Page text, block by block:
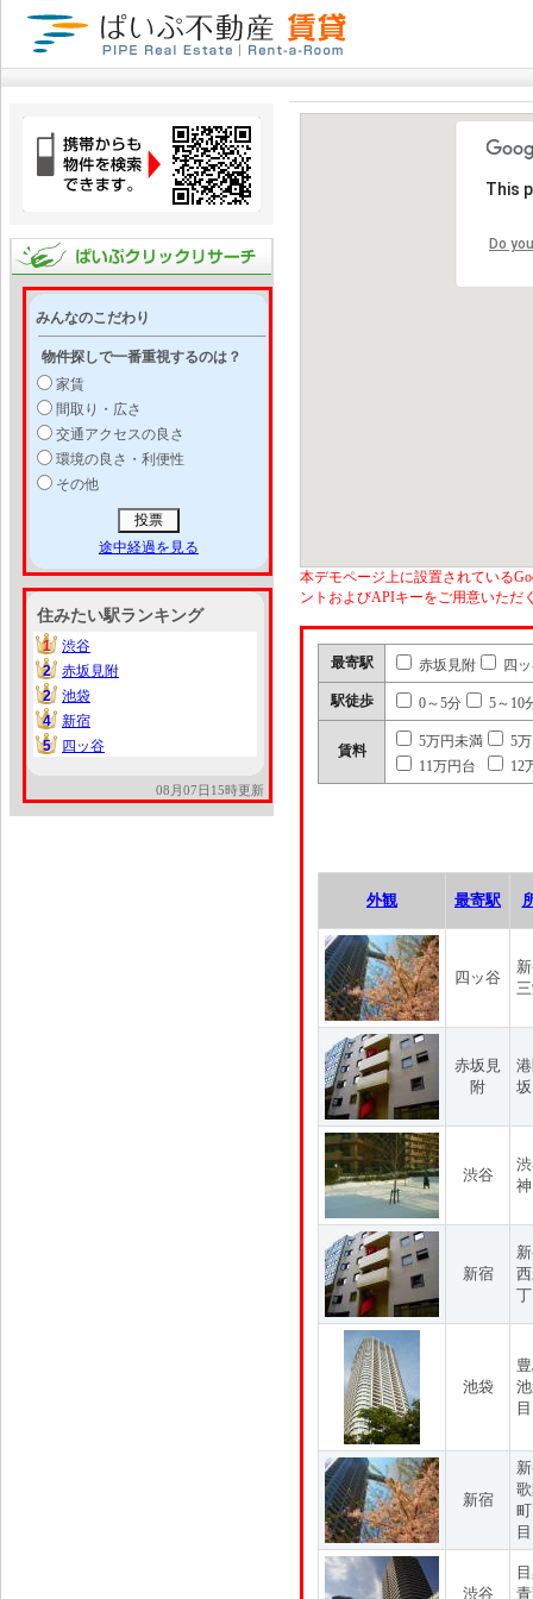
みんなのこだわり
物件探しで一番重視するのは？
家賃
間取り・広さ
交通アクセスの良さ
環境の良さ・利便性
その他
途中経過を見る
住みたい駅ランキング
1
1
渋谷
2
2
赤坂見附
2
2
池袋
4
4
新宿
5
5 四ッ谷
08月07日15時更新
This
Do
本デモページ上に設置されている
ントおよびAPIキーをご用意いただ
最寄駅 赤坂見附 四
駅徒歩 0～5分 5～10
賃料
5万円未満
5
11万円台
12
外観 最寄駅
四ッ谷
赤坂見
附
渋谷
新宿
池袋
目
新宿
目
渋谷